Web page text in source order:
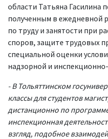
области Татьяна Гасилина
полученным в ежедневной
по труду и занятости при
споров, защите трудовых
специальной оценки
надзорной и
- В Тольяттинском
классы для студентов
дистанционно по
инспекционная
взгляд, подобное